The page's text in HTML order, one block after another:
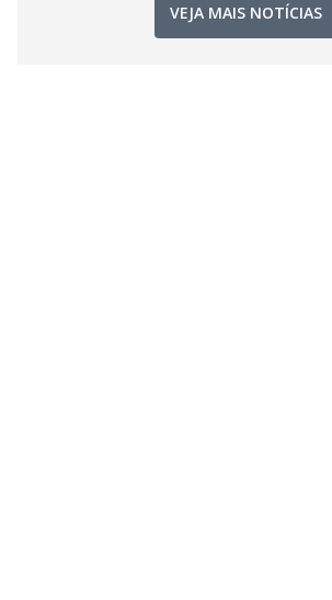
VEJA MAIS NOTÍCIAS